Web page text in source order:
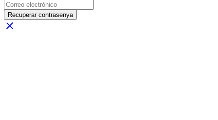
Recuperar contrasenya
close